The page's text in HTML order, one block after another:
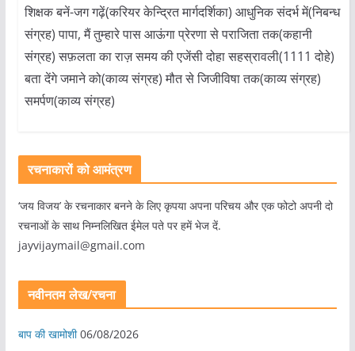
शिक्षक बनें-जग गढ़ें(करियर केन्द्रित मार्गदर्शिका) आधुनिक संदर्भ में(निबन्ध
संग्रह) पापा, मैं तुम्हारे पास आऊंगा प्रेरणा से पराजिता तक(कहानी
संग्रह) सफ़लता का राज़ समय की एजेंसी दोहा सहस्रावली(1111 दोहे)
बता देंगे जमाने को(काव्य संग्रह) मौत से जिजीविषा तक(काव्य संग्रह)
समर्पण(काव्य संग्रह)
रचनाकारों को आमंत्रण
‘जय विजय’ के रचनाकार बनने के लिए कृपया अपना परिचय और एक फोटो अपनी दो
रचनाओं के साथ निम्नलिखित ईमेल पते पर हमें भेज दें.
jayvijaymail@gmail.com
नवीनतम लेख/रचना
बाप की खामोशी 06/08/2026